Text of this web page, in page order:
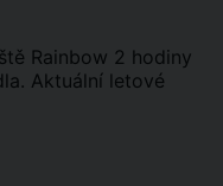
Rainbow 2 hodiny
Aktuální letové